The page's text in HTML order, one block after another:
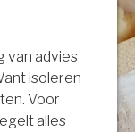
van advies
isoleren
Voor
alles